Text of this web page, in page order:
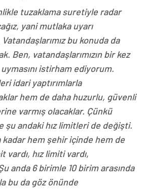
tuzaklama suretiyle radar
yani mutlaka uyarı
bu konuda da
Ben, vatandaşlarımızın bir kez
uymasını istirham ediyorum.
idari yaptırımlarla
hem de daha huzurlu, güvenli
varmış olacaklar. Çünkü
şu andaki hız limitleri de değişti.
kadar hem şehir içinde hem de
vardı, hız limiti vardı,
anda 6 birimle 10 birim arasında
bu da göz önünde